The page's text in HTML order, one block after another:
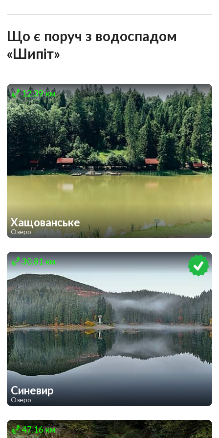
Що є поруч з водоспадом
«Шипіт»
12.39 км
Хащованське
Озеро
1 1
30.81 км
Синевир
Озеро
1 1
47.16 км